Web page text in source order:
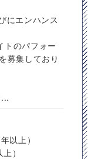
にエンハンス
トのパフォー
募集しており
以上）
）